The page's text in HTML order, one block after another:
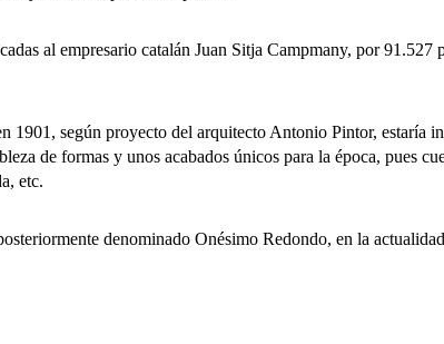
al empresario catalán Juan Sitja Campmany, por 91.527
según proyecto del arquitecto Antonio Pintor, estaría
de formas y unos acabados únicos para la época, pues
etc.
denominado Onésimo Redondo, en la